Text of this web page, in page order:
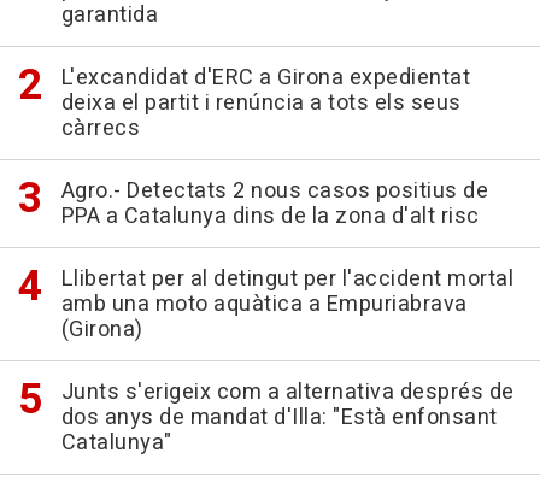
garantida
L'excandidat d'ERC a Girona expedientat
deixa el partit i renúncia a tots els seus
càrrecs
Agro.- Detectats 2 nous casos positius de
PPA a Catalunya dins de la zona d'alt risc
Llibertat per al detingut per l'accident mortal
amb una moto aquàtica a Empuriabrava
(Girona)
Junts s'erigeix com a alternativa després de
dos anys de mandat d'Illa: "Està enfonsant
Catalunya"